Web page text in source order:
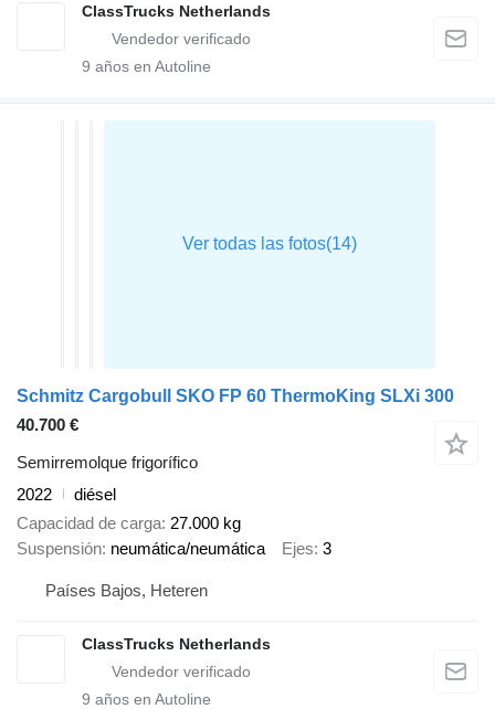
ClassTrucks Netherlands
9 años en Autoline
Schmitz Cargobull SKO FP 60 ThermoKing SLXi 300
40.700 €
Semirremolque frigorífico
2022
diésel
Capacidad de carga 27.000 kg
Suspensión neumática/neumática Ejes 3
Países Bajos, Heteren
ClassTrucks Netherlands
9 años en Autoline